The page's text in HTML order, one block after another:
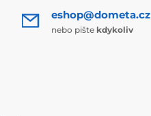
eshop@dometa.cz
nebo pište kdykoliv